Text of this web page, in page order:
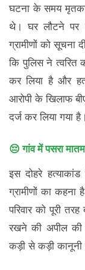
घटना के समय
थे। घर लौटने पर
ग्रामीणों को सूचना
कि पुलिस ने त्वरित
कर लिया है और
आरोपी के खिलाफ
दर्ज कर लिया गया है।
😔 गांव में पसरा मातम
इस दोहरे
ग्रामीणों का
परिवार को पूरी
रखने की अपील की
कड़ी से कड़ी कानूनी